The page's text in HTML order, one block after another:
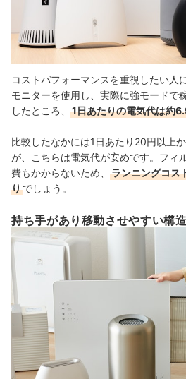
コストパフォーマンスを重視したい人
モニターを使用し、実際に強モードで
したところ、
1日あたりの電気代は約
比較したなかには1日あたり20円以上
が、こちらは電気代が安めです。フィ
費もかからないため、
ランニングコス
りでしょう。
持ち手があり移動させやすい構